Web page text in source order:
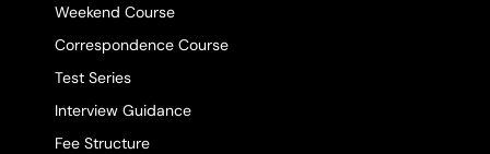
Weekend Course
Correspondence Course
Test Series
Interview Guidance
Fee Structure